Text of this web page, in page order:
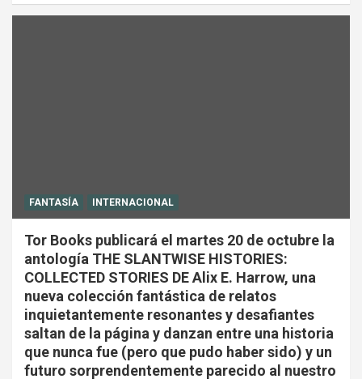
FANTASÍA INTERNACIONAL
Tor Books publicará el martes 20 de octubre la
antología THE SLANTWISE HISTORIES:
COLLECTED STORIES DE Alix E. Harrow, una
nueva colección fantástica de relatos
inquietantemente resonantes y desafiantes
saltan de la página y danzan entre una historia
que nunca fue (pero que pudo haber sido) y un
futuro sorprendentemente parecido al nuestro